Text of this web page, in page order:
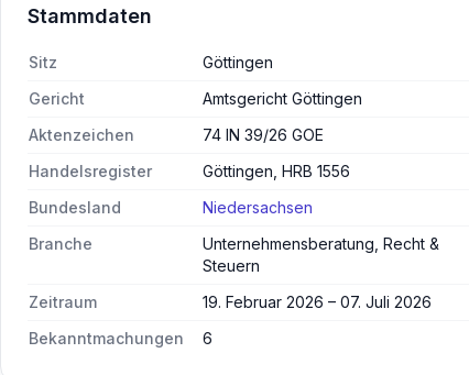
Stammdaten
Sitz
Göttingen
Gericht
Amtsgericht Göttingen
Aktenzeichen
74 IN 39/26 GOE
Handelsregister
Göttingen, HRB 1556
Bundesland
Niedersachsen
Branche
Unternehmensberatung, Recht &
Steuern
Zeitraum
19. Februar 2026 – 07. Juli 2026
Bekanntmachungen
6